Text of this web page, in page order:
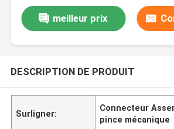
meilleur prix
DESCRIPTION DE PRODUIT
Surligner:
Connecteur
pince mécanique